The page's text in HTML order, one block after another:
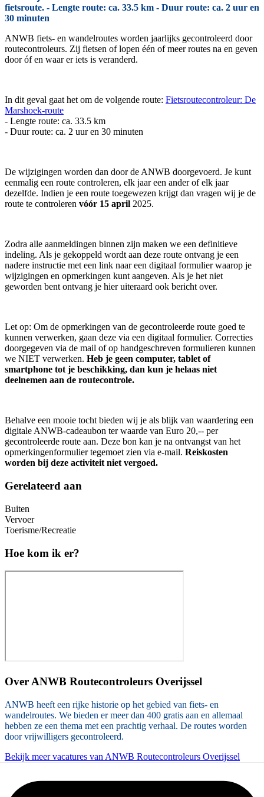
fietsroute. - Lengte route: ca. 33.5 km - Duur route: ca. 2 uur en
30 minuten
ANWB fiets- en wandelroutes worden jaarlijks gecontroleerd door
routecontroleurs. Zij fietsen of lopen één of meer routes na en geven
door óf en waar er iets is veranderd.
In dit geval gaat het om de volgende route: Fietsroutecontroleur: De
Marshoek-route
- Lengte route: ca. 33.5 km
- Duur route: ca. 2 uur en 30 minuten
De wijzigingen worden dan door de ANWB doorgevoerd. Je kunt
eenmalig een route controleren, elk jaar een ander of elk jaar
dezelfde. Indien je een route toegewezen krijgt dan vragen wij je de
route te controleren vóór 15 april 2025.
Zodra alle aanmeldingen binnen zijn maken we een definitieve
indeling. Als je gekoppeld wordt aan deze route ontvang je een
nadere instructie met een link naar een digitaal formulier waarop je
wijzigingen en opmerkingen kunt aangeven. Als je het niet
geworden bent ontvang je hier uiteraard ook bericht over.
Let op: Om de opmerkingen van de gecontroleerde route goed te
kunnen verwerken, gaan deze via een digitaal formulier. Correcties
doorgegeven via de mail of op handgeschreven formulieren kunnen
we NIET verwerken. Heb je geen computer, tablet of
smartphone tot je beschikking, dan kun je helaas niet
deelnemen aan de routecontrole.
Behalve een mooie tocht bieden wij je als blijk van waardering een
digitale ANWB-cadeaubon ter waarde van Euro 20,-- per
gecontroleerde route aan. Deze bon kan je na ontvangst van het
opmerkingenformulier tegemoet zien via e-mail. Reiskosten
worden bij deze activiteit niet vergoed.
Gerelateerd aan
Buiten
Vervoer
Toerisme/Recreatie
Hoe kom ik er?
Over ANWB Routecontroleurs Overijssel
ANWB heeft een rijke historie op het gebied van fiets- en
wandelroutes. We bieden er meer dan 400 gratis aan en allemaal
hebben ze een thema met een prachtig verhaal. De routes worden
door vrijwilligers gecontroleerd.
Bekijk meer vacatures van ANWB Routecontroleurs Overijssel